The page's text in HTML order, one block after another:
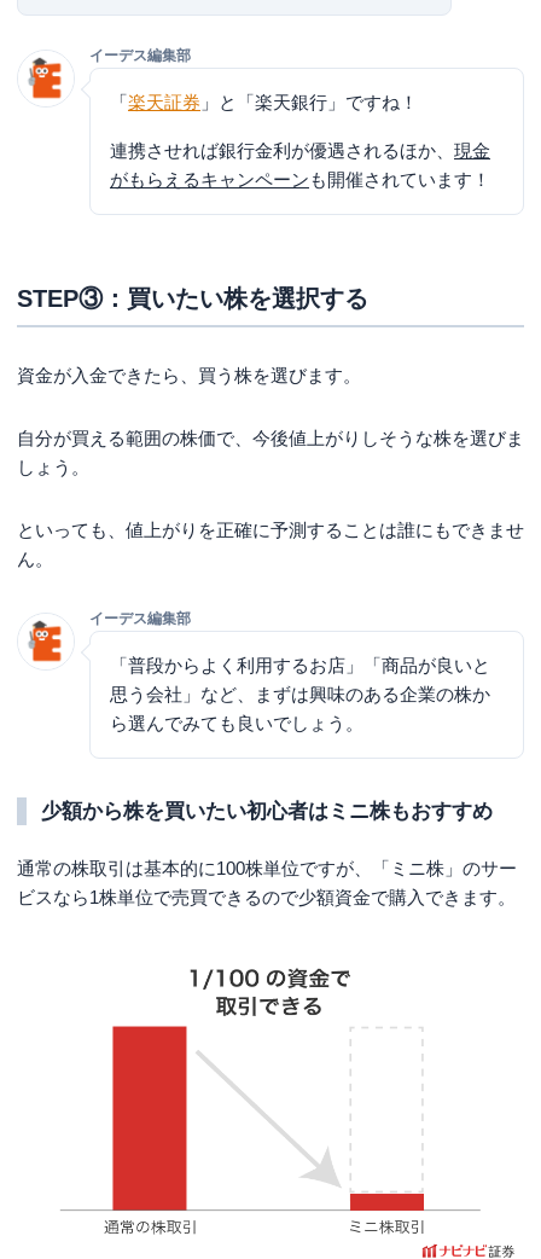
イーデス編集部
「楽天証券 」と「楽天銀行」ですね！
連携させれば銀行金利が優遇されるほか、 現金
がもらえるキャンペーン も開催されています！
STEP③：買いたい株を選択する
資金が入金できたら、買う株を選びます。
自分が買える範囲の株価で、今後値上がりしそうな株を選びま
しょう。
といっても、値上がりを正確に予測することは誰にもできませ
ん。
イーデス編集部
「普段からよく利用するお店」「商品が良いと
思う会社」など、まずは興味のある企業の株か
ら選んでみても良いでしょう。
少額から株を買いたい初心者はミニ株もおすすめ
通常の株取引は基本的に100株単位ですが、「ミニ株」のサー
ビスなら1株単位で売買できるので少額資金で購入できます。